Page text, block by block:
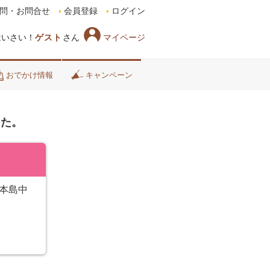
さい！ ゲスト さん マイページ
・お問合せ 会員登録 ログイン
おでかけ情報 キャンペーン
。
島中